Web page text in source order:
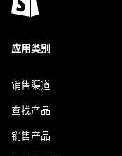
应用类别
销售渠道
查找产品
销售产品